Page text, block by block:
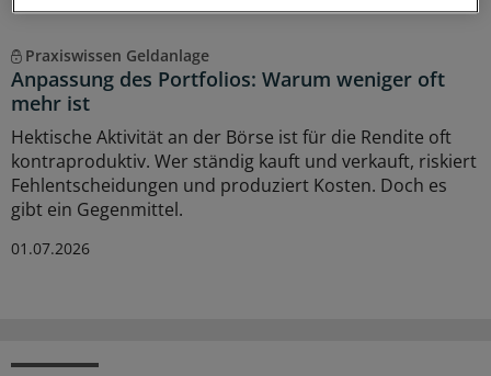
Praxiswissen Geldanlage
Anpassung des Portfolios: Warum weniger oft
mehr ist
Hektische Aktivität an der Börse ist für die Rendite oft
kontraproduktiv. Wer ständig kauft und verkauft, riskiert
Fehlentscheidungen und produziert Kosten. Doch es
gibt ein Gegenmittel.
01.07.2026